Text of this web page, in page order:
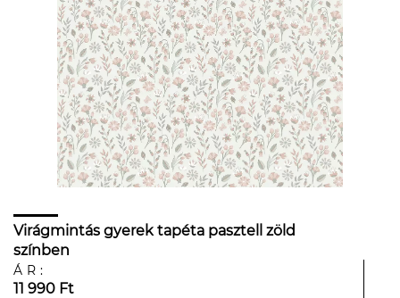
Virágmintás gyerek tapéta pasztell zöld
színben
ÁR:
11 990 Ft